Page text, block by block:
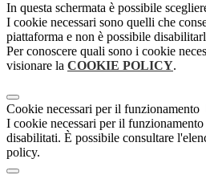
In questa schermata è possibile
I cookie necessari sono quelli che
piattaforma e non è possibile
Per conoscere quali sono i cookie
visionare la COOKIE POLICY.
Cookie necessari per il funzionamento
I cookie necessari per il funzionamento
disabilitati. È possibile consultare
policy.